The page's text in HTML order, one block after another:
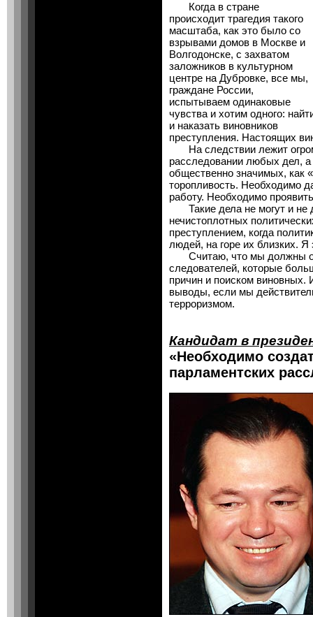
Когда в стране
происходит трагедия такого
масштаба, как это было со
взрывами домов в Москве и
Волгодонске, с захватом
заложников в культурном
центре на Дубровке, все мы,
граждане России,
испытываем одинаковые
чувства и хотим одного:
и наказать виновников
преступления. Настоящих
На следствии лежит
расследовании любых дел,
общественно значимых, как
торопливость. Необходимо
работу. Необходимо
Такие дела не могут и не
нечистоплотных
преступлением, когда
людей, на горе их близких. Я
Считаю, что мы должны
следователей, которые
причин и поиском виновных.
выводы, если мы
терроризмом.
Кандидат в
«Необходимо
парламентских